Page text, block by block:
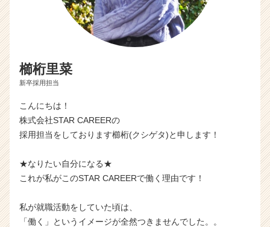
櫛桁里菜
新卒採用担当
こんにちは！
株式会社STAR CAREERの
採用担当をしております櫛桁(クシゲタ)と申します！
★なりたい自分になる★
これが私がこのSTAR CAREERで働く理由です！
私が就職活動をしていた頃は、
「働く」というイメージが全然つきませんでした。。